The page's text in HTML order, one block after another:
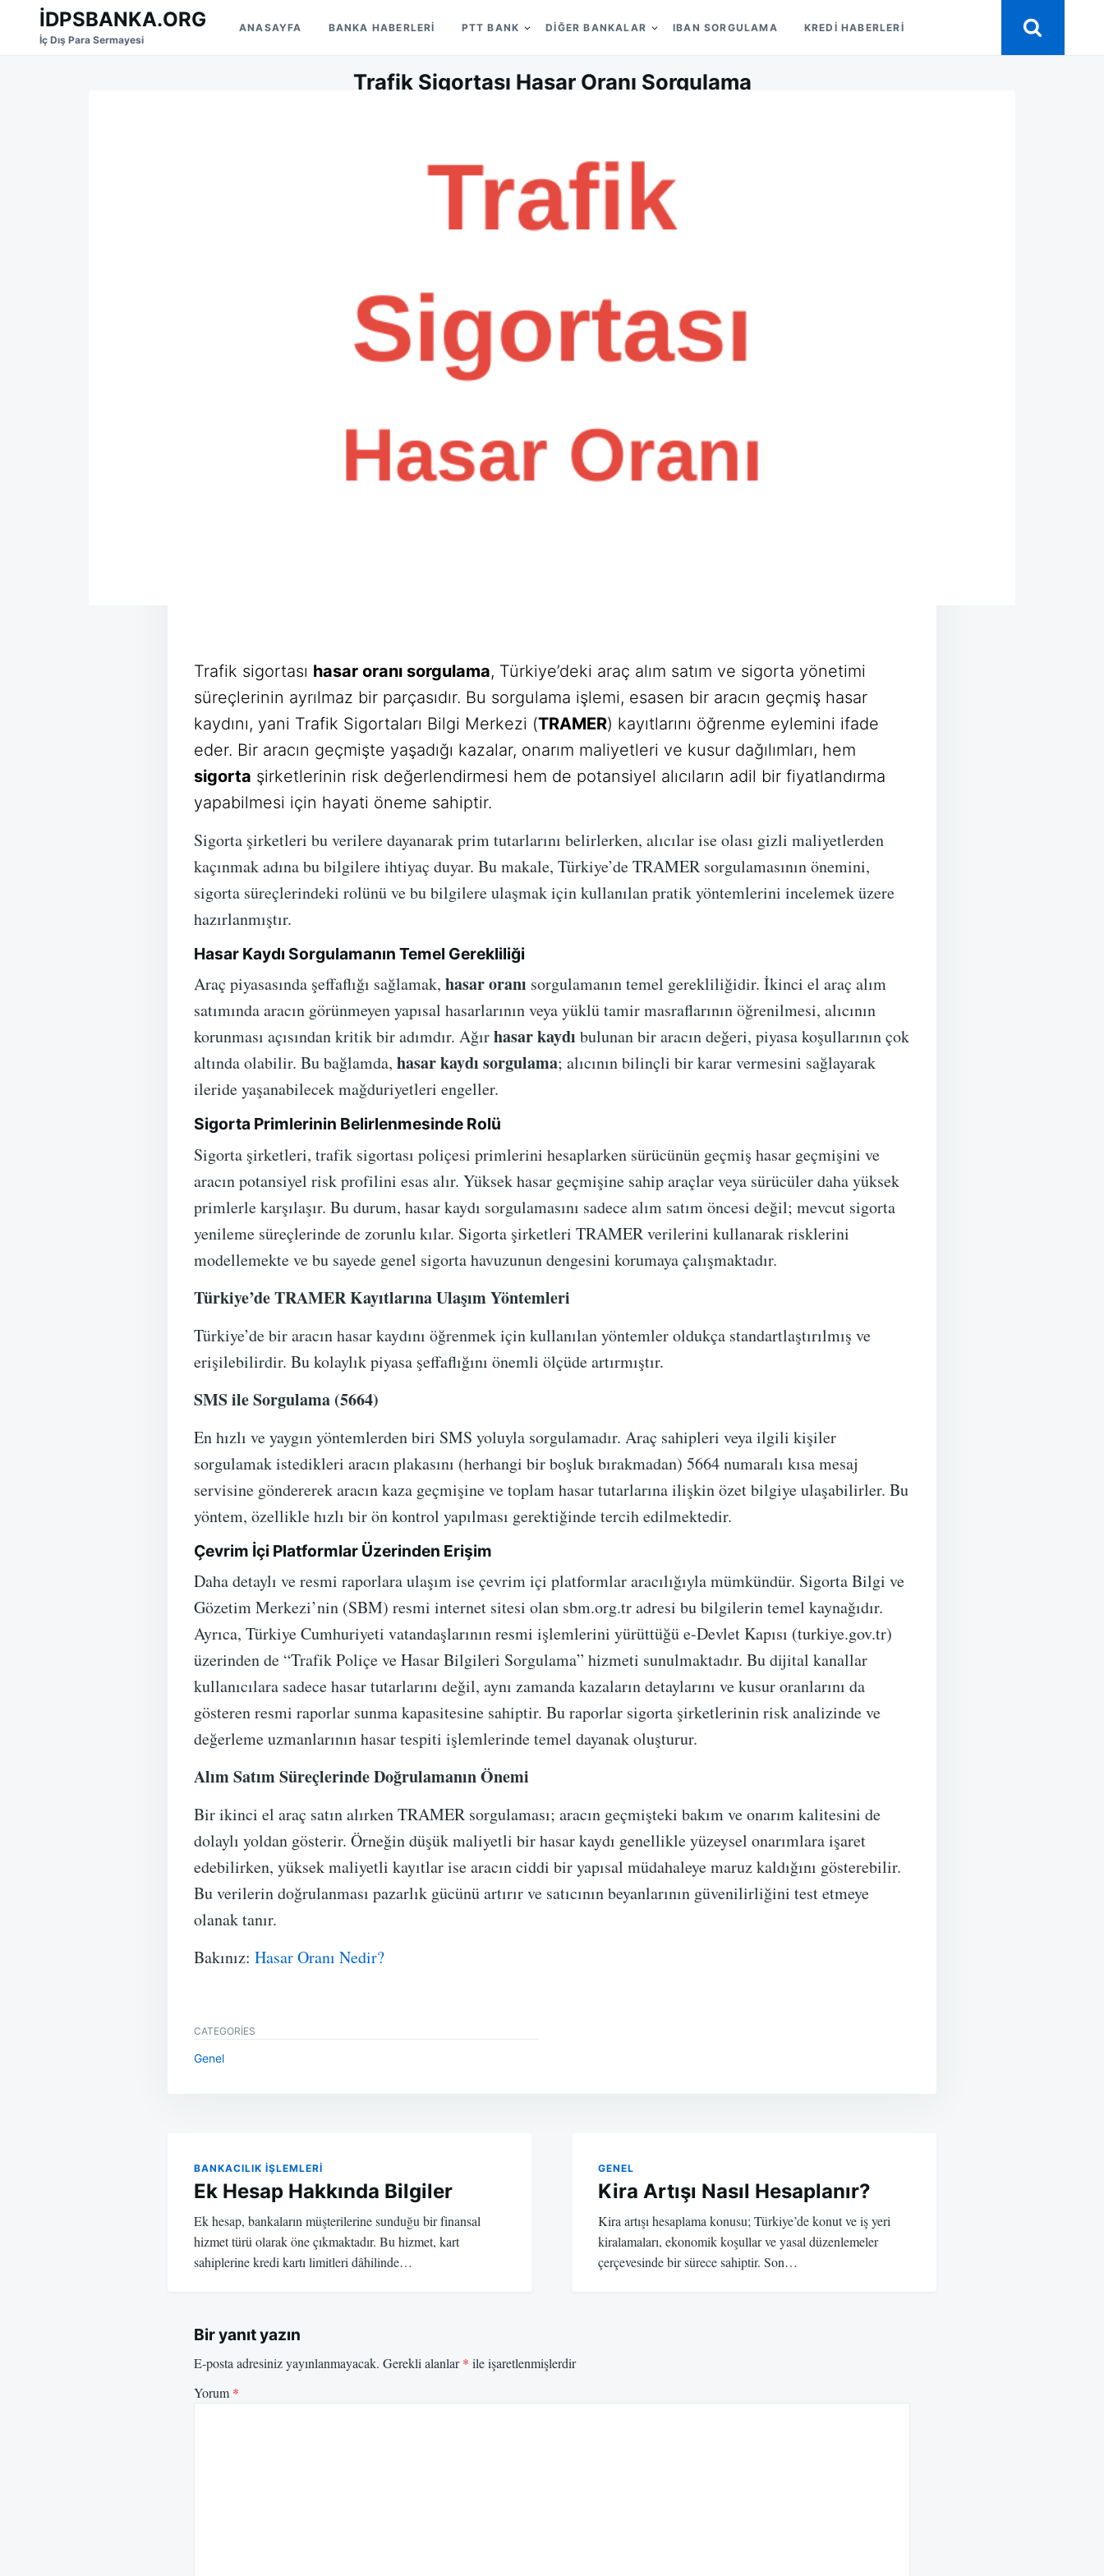
Search
for:
İDPSBANKA.ORG
İç Dış Para Sermayesi
ANASAYFA BANKA HABERLERI PTT BANK DIĞER BANKALAR IBAN SORGULAMA KREDI HABERLERI
Trafik Sigortası Hasar Oranı Sorgulama
Trafik sigortası hasar oranı sorgulama, Türkiye’deki araç alım satım ve sigorta yönetimi
süreçlerinin ayrılmaz bir parçasıdır. Bu sorgulama işlemi, esasen bir aracın geçmiş hasar
kaydını, yani Trafik Sigortaları Bilgi Merkezi (TRAMER) kayıtlarını öğrenme eylemini ifade
eder. Bir aracın geçmişte yaşadığı kazalar, onarım maliyetleri ve kusur dağılımları, hem
sigorta şirketlerinin risk değerlendirmesi hem de potansiyel alıcıların adil bir fiyatlandırma
yapabilmesi için hayati öneme sahiptir.
Sigorta şirketleri bu verilere dayanarak prim tutarlarını belirlerken, alıcılar ise olası gizli maliyetlerden
kaçınmak adına bu bilgilere ihtiyaç duyar. Bu makale, Türkiye’de TRAMER sorgulamasının önemini,
sigorta süreçlerindeki rolünü ve bu bilgilere ulaşmak için kullanılan pratik yöntemlerini incelemek üzere
hazırlanmıştır.
Hasar Kaydı Sorgulamanın Temel Gerekliliği
Araç piyasasında şeffaflığı sağlamak, hasar oranı sorgulamanın temel gerekliliğidir. İkinci el araç alım
satımında aracın görünmeyen yapısal hasarlarının veya yüklü tamir masraflarının öğrenilmesi, alıcının
korunması açısından kritik bir adımdır. Ağırhasar kaydı bulunan bir aracın değeri, piyasa koşullarının çok
altında olabilir. Bu bağlamda, hasar kaydı sorgulama; alıcının bilinçli bir karar vermesini sağlayarak
ileride yaşanabilecek mağduriyetleri engeller.
Sigorta Primlerinin Belirlenmesinde Rolü
Sigorta şirketleri, trafik sigortası poliçesi primlerini hesaplarken sürücünün geçmiş hasar geçmişini ve
aracın potansiyel risk profilini esas alır. Yüksek hasar geçmişine sahip araçlar veya sürücüler daha yüksek
primlerle karşılaşır. Bu durum, hasar kaydı sorgulamasını sadece alım satım öncesi değil; mevcut sigorta
yenileme süreçlerinde de zorunlu kılar. Sigorta şirketleri TRAMER verilerini kullanarak risklerini
modellemekte ve bu sayede genel sigorta havuzunun dengesini korumaya çalışmaktadır.
Türkiye’de TRAMER Kayıtlarına Ulaşım Yöntemleri
Türkiye’de bir aracın hasar kaydını öğrenmek için kullanılan yöntemler oldukça standartlaştırılmış ve
erişilebilirdir. Bu kolaylık piyasa şeffaflığını önemli ölçüde artırmıştır.
SMS ile Sorgulama (5664)
En hızlı ve yaygın yöntemlerden biri SMS yoluyla sorgulamadır. Araç sahipleri veya ilgili kişiler
sorgulamak istedikleri aracın plakasını (herhangi bir boşluk bırakmadan) 5664 numaralı kısa mesaj
servisine göndererek aracın kaza geçmişine ve toplam hasar tutarlarına ilişkin özet bilgiye ulaşabilirler. Bu
yöntem, özellikle hızlı bir ön kontrol yapılması gerektiğinde tercih edilmektedir.
Çevrim İçi Platformlar Üzerinden Erişim
Daha detaylı ve resmi raporlara ulaşım ise çevrim içi platformlar aracılığıyla mümkündür. Sigorta Bilgi ve
Gözetim Merkezi’nin (SBM) resmi internet sitesi olan sbm.org.tr adresi bu bilgilerin temel kaynağıdır.
Ayrıca, Türkiye Cumhuriyeti vatandaşlarının resmi işlemlerini yürüttüğü e-Devlet Kapısı (turkiye.gov.tr)
üzerinden de “Trafik Poliçe ve Hasar Bilgileri Sorgulama” hizmeti sunulmaktadır. Bu dijital kanallar
kullanıcılara sadece hasar tutarlarını değil, aynı zamanda kazaların detaylarını ve kusur oranlarını da
gösteren resmi raporlar sunma kapasitesine sahiptir. Bu raporlar sigorta şirketlerinin risk analizinde ve
değerleme uzmanlarının hasar tespiti işlemlerinde temel dayanak oluşturur.
Alım Satım Süreçlerinde Doğrulamanın Önemi
Bir ikinci el araç satın alırken TRAMER sorgulaması; aracın geçmişteki bakım ve onarım kalitesini de
dolaylı yoldan gösterir. Örneğin düşük maliyetli bir hasar kaydı genellikle yüzeysel onarımlara işaret
edebilirken, yüksek maliyetli kayıtlar ise aracın ciddi bir yapısal müdahaleye maruz kaldığını gösterebilir.
Bu verilerin doğrulanması pazarlık gücünü artırır ve satıcının beyanlarının güvenilirliğini test etmeye
olanak tanır.
Bakınız: Hasar Oranı Nedir?
CATEGORIES
Genel
BANKACILIK IŞLEMLERI
Ek Hesap Hakkında Bilgiler
Ek hesap, bankaların müşterilerine sunduğu bir finansal
hizmet türü olarak öne çıkmaktadır. Bu hizmet, kart
sahiplerine kredi kartı limitleri dâhilinde…
GENEL
Kira Artışı Nasıl Hesaplanır?
Kira artışı hesaplama konusu; Türkiye’de konut ve iş yeri
kiralamaları, ekonomik koşullar ve yasal düzenlemeler
çerçevesinde bir sürece sahiptir. Son…
Bir yanıt yazın
E-posta adresiniz yayınlanmayacak. Gerekli alanlar* ile işaretlenmişlerdir
Yorum *